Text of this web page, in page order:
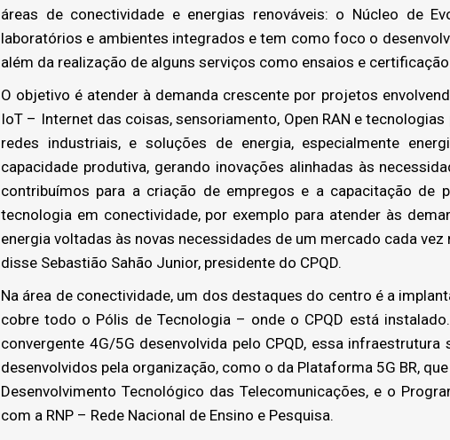
áreas de conectividade e energias renováveis: o Núcleo de
laboratórios e ambientes integrados e tem como foco o
além da realização de alguns serviços como ensaios e
O objetivo é atender à demanda crescente por projetos
IoT – Internet das coisas, sensoriamento, Open RAN e
redes industriais, e soluções de energia, especialmente
capacidade produtiva, gerando inovações alinhadas às
contribuímos para a criação de empregos e a capacitação de
tecnologia em conectividade, por exemplo para atender às
energia voltadas às novas necessidades de um mercado cada
disse Sebastião Sahão Junior, presidente do CPQD.
Na área de conectividade, um dos destaques do centro é a
cobre todo o Pólis de Tecnologia – onde o CPQD está
convergente 4G/5G desenvolvida pelo CPQD, essa
desenvolvidos pela organização, como o da Plataforma 5G BR,
Desenvolvimento Tecnológico das Telecomunicações, e o
com a RNP – Rede Nacional de Ensino e Pesquisa.